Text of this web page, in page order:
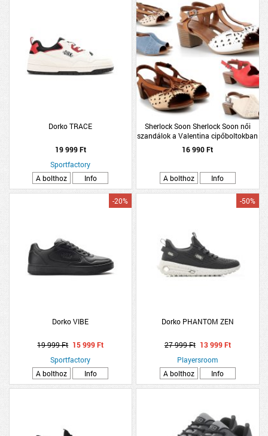
Dorko TRACE
19 999 Ft
Sportfactory
A bolthoz
Info
Sherlock Soon Sherlock Soon női
szandálok a Valentina cipőboltokban
és Webáruházunkba
16 990 Ft
A bolthoz Info
Dorko VIBE
-20%
19 999 Ft 15 999 Ft
Sportfactory
A bolthoz
Info
Dorko PHANTOM ZEN
-50%
27 999 Ft 13 999 Ft
Playersroom
A bolthoz
Info